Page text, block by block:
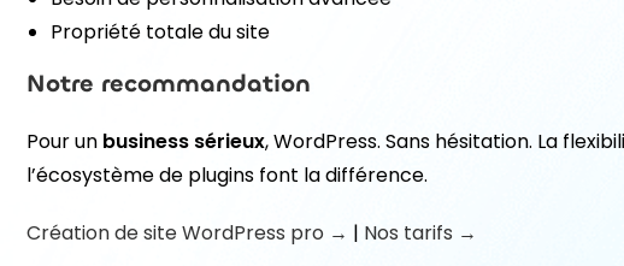
Propriété totale du site
Notre recommandation
Pour un business sérieux, WordPress. Sans hésitation. La
l’écosystème de plugins font la différence.
Création de site WordPress pro → | Nos tarifs →